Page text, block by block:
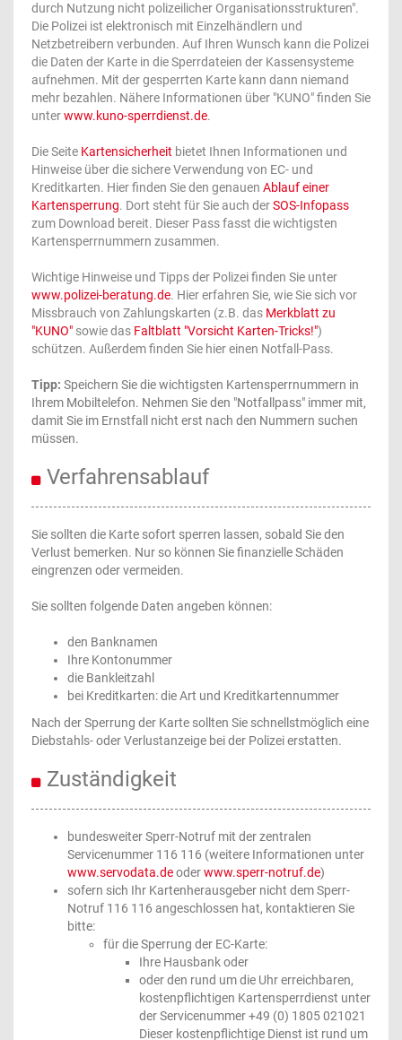
durch Nutzung nicht polizeilicher Organisationsstrukturen".
Die Polizei ist elektronisch mit Einzelhändlern und
Netzbetreibern verbunden. Auf Ihren Wunsch kann die Polizei
die Daten der Karte in die Sperrdateien der Kassensysteme
aufnehmen. Mit der gesperrten Karte kann dann niemand
mehr bezahlen. Nähere Informationen über "KUNO" finden Sie
unterwww.kuno-sperrdienst.de.
Die Seite Kartensicherheit bietet Ihnen Informationen und
Hinweise über die sichere Verwendung von EC- und
Kreditkarten. Hier finden Sie den genauen Ablauf einer
Kartensperrung. Dort steht für Sie auch derSOS-Infopass
zum Download bereit. Dieser Pass fasst die wichtigsten
Kartensperrnummern zusammen.
Wichtige Hinweise und Tipps der Polizei finden Sie unter
www.polizei-beratung.de. Hier erfahren Sie, wie Sie sich vor
Missbrauch von Zahlungskarten (z.B. das Merkblatt zu
"KUNO" sowie das Faltblatt "Vorsicht Karten-Tricks!")
schützen. Außerdem finden Sie hier einen Notfall-Pass.
Tipp: Speichern Sie die wichtigsten Kartensperrnummern in
Ihrem Mobiltelefon. Nehmen Sie den "Notfallpass" immer mit,
damit Sie im Ernstfall nicht erst nach den Nummern suchen
müssen.
Verfahrensablauf
Sie sollten die Karte sofort sperren lassen, sobald Sie den
Verlust bemerken. Nur so können Sie finanzielle Schäden
eingrenzen oder vermeiden.
Sie sollten folgende Daten angeben können:
den Banknamen
Ihre Kontonummer
die Bankleitzahl
bei Kreditkarten: die Art und Kreditkartennummer
Nach der Sperrung der Karte sollten Sie schnellstmöglich eine
Diebstahls- oder Verlustanzeige bei der Polizei erstatten.
Zuständigkeit
bundesweiter Sperr-Notruf mit der zentralen
Servicenummer 116 116 (weitere Informationen unter
www.servodata.deoderwww.sperr-notruf.de)
sofern sich Ihr Kartenherausgeber nicht dem Sperr-
Notruf 116 116 angeschlossen hat, kontaktieren Sie
bitte:
für die Sperrung der EC-Karte:
Ihre Hausbank oder
oder den rund um die Uhr erreichbaren,
kostenpflichtigen Kartensperrdienst unter
der Servicenummer +49 (0) 1805 021021
Dieser kostenpflichtige Dienst ist rund um